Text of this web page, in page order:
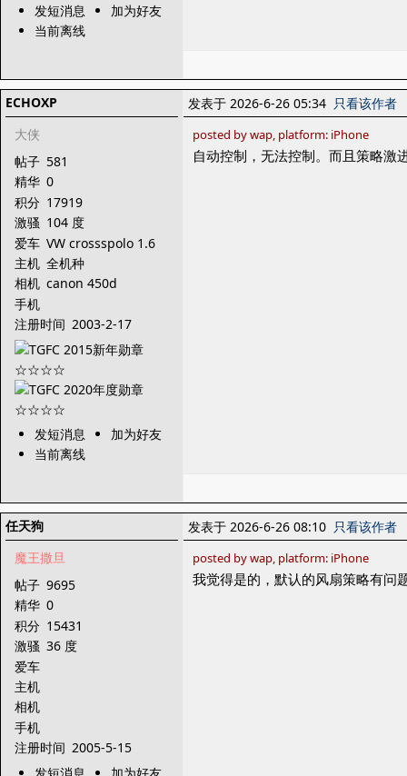
发短消息
加为好友
当前离线
ECHOXP
大侠
帖子 581
精华 0
积分 17919
激骚 104 度
爱车 VW crossspolo 1.6
MT
主机 全机种
相机 canon 450d
手机
注册时间 2003-2-17
发短消息
加为好友
当前离线
发表于 2026-6-26 05:34 只看该作者
posted by wap, platform: iPhone
自动控制，无法控制。而且策略激
任天狗
魔王撒旦
帖子 9695
精华 0
积分 15431
激骚 36 度
爱车
主机
相机
手机
注册时间 2005-5-15
发短消息
加为好友
发表于 2026-6-26 08:10 只看该作者
posted by wap, platform: iPhone
我觉得是的，默认的风扇策略有问